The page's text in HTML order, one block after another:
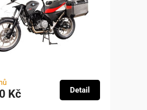
Kč Detail